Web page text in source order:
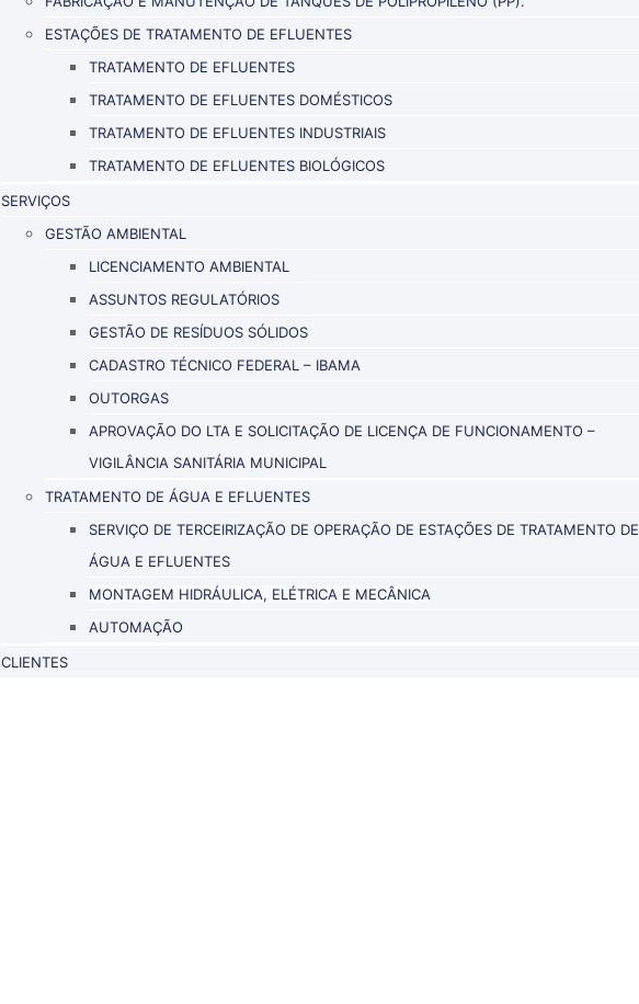
ESTAÇÕES DE TRATAMENTO DE EFLUENTES
TRATAMENTO DE EFLUENTES
TRATAMENTO DE EFLUENTES DOMÉSTICOS
TRATAMENTO DE EFLUENTES INDUSTRIAIS
TRATAMENTO DE EFLUENTES BIOLÓGICOS
SERVIÇOS
GESTÃO AMBIENTAL
LICENCIAMENTO AMBIENTAL
ASSUNTOS REGULATÓRIOS
GESTÃO DE RESÍDUOS SÓLIDOS
CADASTRO TÉCNICO FEDERAL – IBAMA
OUTORGAS
APROVAÇÃO DO LTA E SOLICITAÇÃO DE LICENÇA DE FUNCIONAMENTO –
VIGILÂNCIA SANITÁRIA MUNICIPAL
TRATAMENTO DE ÁGUA E EFLUENTES
SERVIÇO DE TERCEIRIZAÇÃO DE OPERAÇÃO DE ESTAÇÕES DE TRATAMENTO DE
ÁGUA E EFLUENTES
MONTAGEM HIDRÁULICA, ELÉTRICA E MECÂNICA
AUTOMAÇÃO
CLIENTES